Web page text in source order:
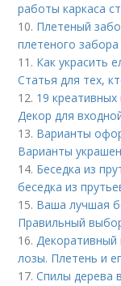
работы каркаса
10. Плетеный
плетеного забора
11. Как украсить
Статья для тех,
12. 19 креативных
Декор для
13. Варианты
Варианты
14. Беседка из
беседка из
15. Ваша лучшая
Правильный
16.Декоративный
лозы. Плетень и
17.Спилы дерева